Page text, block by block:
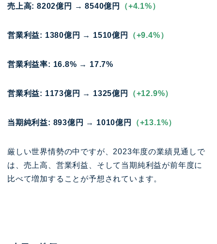
売上高: 8202億円 → 8540億円 （+4.1%）
営業利益: 1380億円 → 1510億円 （+9.4%）
営業利益率: 16.8% → 17.7%
営業利益: 1173億円 → 1325億円 （+12.9%）
当期純利益: 893億円 → 1010億円 （+13.1%）
厳しい世界情勢の中ですが、2023年度の業績見通しで
は、売上高、営業利益、そして当期純利益が前年度に
比べて増加することが予想されています。